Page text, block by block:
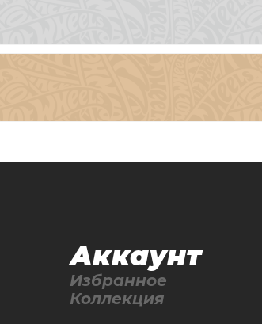
Аккаунт
Избранное
Коллекция